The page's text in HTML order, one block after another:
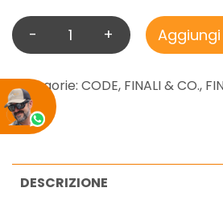
T
I
E
M
C
F
- +
Categorie: CODE, FINALI & CO.,
DESCRIZIONE